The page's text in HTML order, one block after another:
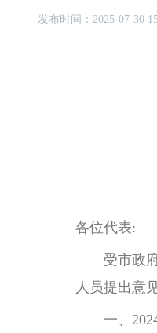
发布时间：2025-07-30
各位代表:
受市政府
人员提出意见
一、2024